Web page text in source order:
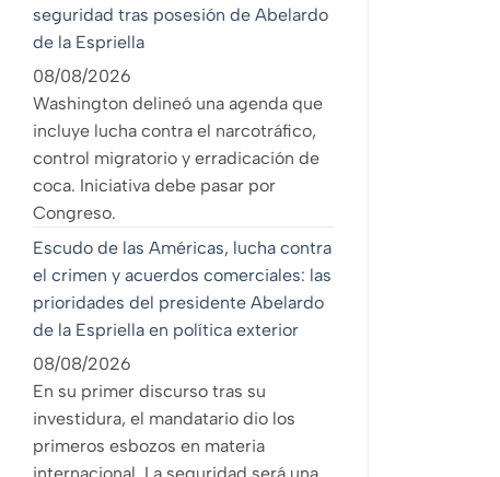
seguridad tras posesión de Abelardo
de la Espriella
08/08/2026
Washington delineó una agenda que
incluye lucha contra el narcotráfico,
control migratorio y erradicación de
coca. Iniciativa debe pasar por
Congreso.
Escudo de las Américas, lucha contra
el crimen y acuerdos comerciales: las
prioridades del presidente Abelardo
de la Espriella en política exterior
08/08/2026
En su primer discurso tras su
investidura, el mandatario dio los
primeros esbozos en materia